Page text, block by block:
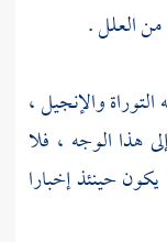
من العلل .
والإنجيل ،
هذا الوجه ، فلا
حينئذ إخبارا